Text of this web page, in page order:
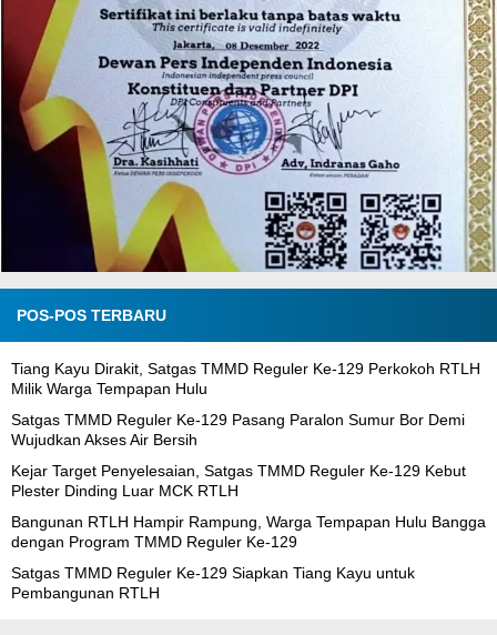
POS-POS TERBARU
Tiang Kayu Dirakit, Satgas TMMD Reguler Ke-129 Perkokoh RTLH
Milik Warga Tempapan Hulu
Satgas TMMD Reguler Ke-129 Pasang Paralon Sumur Bor Demi
Wujudkan Akses Air Bersih
Kejar Target Penyelesaian, Satgas TMMD Reguler Ke-129 Kebut
Plester Dinding Luar MCK RTLH
Bangunan RTLH Hampir Rampung, Warga Tempapan Hulu Bangga
dengan Program TMMD Reguler Ke-129
Satgas TMMD Reguler Ke-129 Siapkan Tiang Kayu untuk
Pembangunan RTLH